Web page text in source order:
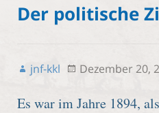
Der politische
jnf-kkl Dezember 20,
Es war im Jahre 1894,